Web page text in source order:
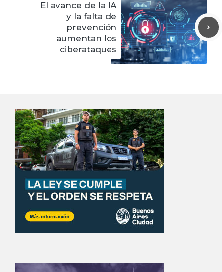
El avance de la IA
y la falta de
prevención
aumentan los
ciberataques